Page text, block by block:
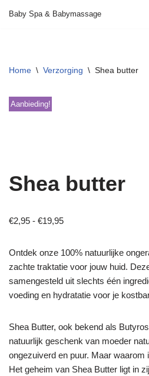
inhoud
Baby Spa & Babymassage
Home \ Verzorging \ Shea butter
Aanbieding!
Shea butter
€2,95 - €19,95
Ontdek onze 100% natuurlijke
zachte traktatie voor jouw huid.
samengesteld uit slechts één
voeding en hydratatie voor je
Shea Butter, ook bekend als
natuurlijk geschenk van moeder
ongezuiverd en puur. Maar
Het geheim van Shea Butter ligt in